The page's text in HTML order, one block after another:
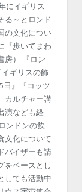
にイギリス
る～とロンド
の文化につい
『歩いてまわ
房） 『ロン
ギリスの飾
日』『コッツ
カルチャー講
演なども経
ンドンの飲
文化について
バイザーも請
をベースとし
しても活動中